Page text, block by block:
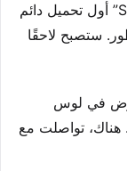
في أواخر عام 2012، أصبحت أغنية “So High” أول تحميل دائم
ستصبح لاحقًا
في لوس
هناك، تواصلت مع